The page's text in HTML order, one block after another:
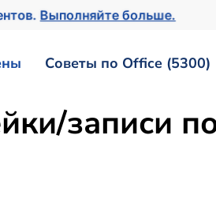
Выполняйте больше.
Советы по Office (5300)
записи